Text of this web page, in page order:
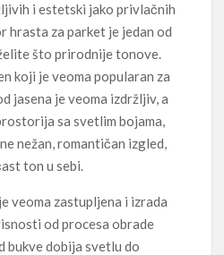
i estetski jako privlačnih
hrasta za parket je jedan od
što prirodnije tonove.
koji je veoma popularan za
jasena je veoma izdržljiv, a
sa svetlim bojama,
nežan, romantičan izgled,
ton u sebi.
veoma zastupljena i izrada
od procesa obrade
bukve dobija svetlu do